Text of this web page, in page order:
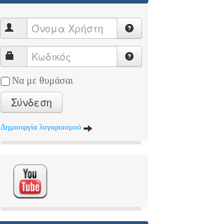
Να με θυμάσαι
Σύνδεση
Δημιουργία λογαριασμού